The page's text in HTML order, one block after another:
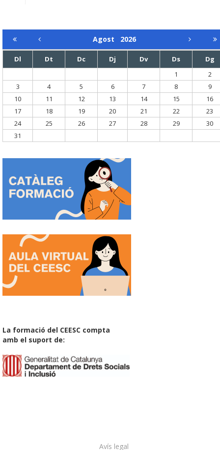
Agost 2026
Dl Dt Dc Dj Dv Ds
Dg
1
2
3
4 5 6 7 8
9
10
11 12 13 14 15
16
17
18 19 20 21 22
23
24
25 26 27 28 29
30
31
La formació del CEESC compta
amb el suport de:
Avís legal